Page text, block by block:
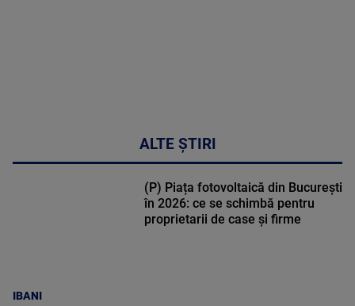
ALTE ȘTIRI
IBANI
(P) Piața fotovoltaică din București
în 2026: ce se schimbă pentru
proprietarii de case și firme